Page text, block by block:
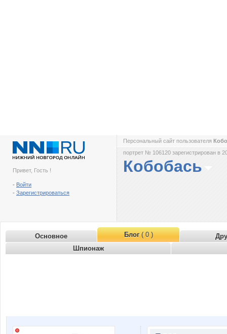
Привет, Гость !
- Войти
- Зарегистрироваться
Персональный сайт пользователя
портрет № 106120 зарегистрирован в
Кобобась
Основное Блог( 0 )
Шпионаж